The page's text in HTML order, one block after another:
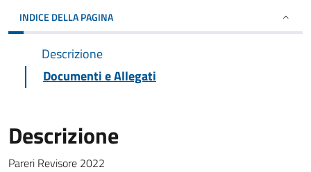
INDICE DELLA PAGINA
Descrizione
Documenti e Allegati
Descrizione
Pareri Revisore 2022